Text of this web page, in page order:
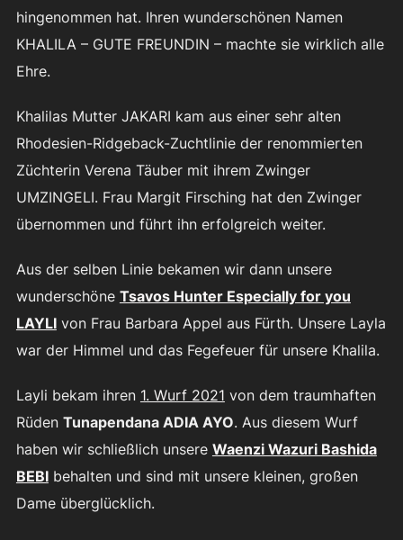
hingenommen hat. Ihren wunderschönen Namen
KHALILA – GUTE FREUNDIN – machte sie wirklich alle
Ehre.
Khalilas Mutter JAKARI kam aus einer sehr alten
Rhodesien-Ridgeback-Zuchtlinie der renommierten
Züchterin Verena Täuber mit ihrem Zwinger
UMZINGELI. Frau Margit Firsching hat den Zwinger
übernommen und führt ihn erfolgreich weiter.
Aus der selben Linie bekamen wir dann unsere
wunderschöne Tsavos Hunter Especially for you
LAYLIvon Frau Barbara Appel aus Fürth. Unsere Layla
war der Himmel und das Fegefeuer für unsere Khalila.
Layli bekam ihren 1. Wurf 2021 von dem traumhaften
Rüden Tunapendana ADIA AYO. Aus diesem Wurf
haben wir schließlich unsere Waenzi Wazuri Bashida
BEBIbehalten und sind mit unsere kleinen, großen
Dame überglücklich.